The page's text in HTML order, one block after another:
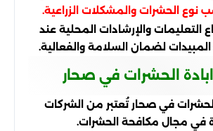
نوع الحشرات والمشكلات الزراعية.
التعليمات والإرشادات المحلية عند
لضمان السلامة والفعالية.
الحشرات في صحار
في صحار تُعتبر من الشركات
في مجال مكافحة الحشرات.